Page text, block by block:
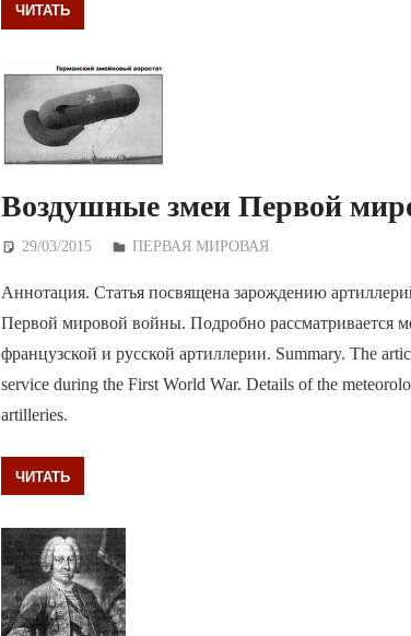
ЧИТАТЬ
Воздушные змеи Первой
29/03/2015 Дежурный по Редакции
ПЕРВАЯ МИРОВАЯ
Аннотация. Статья посвящена зарождению
Первой мировой войны. Подробно рассматривается
французской и русской артиллерии. Summary. The
service during the First World War. Details of the
artilleries.
ЧИТАТЬ